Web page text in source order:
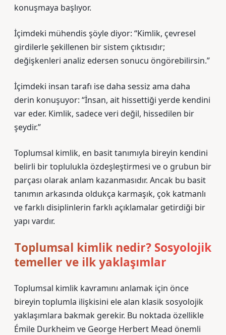
konuşmaya başlıyor.
İçimdeki mühendis şöyle diyor: “Kimlik, çevresel
girdilerle şekillenen bir sistem çıktısıdır;
değişkenleri analiz edersen sonucu öngörebilirsin.”
İçimdeki insan tarafı ise daha sessiz ama daha
derin konuşuyor: “İnsan, ait hissettiği yerde kendini
var eder. Kimlik, sadece veri değil, hissedilen bir
şeydir.”
Toplumsal kimlik, en basit tanımıyla bireyin kendini
belirli bir toplulukla özdeşleştirmesi ve o grubun bir
parçası olarak anlam kazanmasıdır. Ancak bu basit
tanımın arkasında oldukça karmaşık, çok katmanlı
ve farklı disiplinlerin farklı açıklamalar getirdiği bir
yapı vardır.
Toplumsal kimlik nedir? Sosyolojik
temeller ve ilk yaklaşımlar
Toplumsal kimlik kavramını anlamak için önce
bireyin toplumla ilişkisini ele alan klasik sosyolojik
yaklaşımlara bakmak gerekir. Bu noktada özellikle
Émile Durkheim ve George Herbert Mead önemli